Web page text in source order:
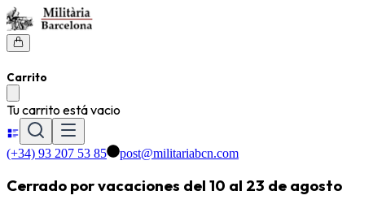
Carrito
Tu carrito está vacio
(+34) 93 207 53 85 post@militariabcn.com
Cerrado por vacaciones del 10 al 23 de agosto